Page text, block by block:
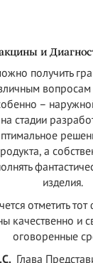
и
получить
–
стадии
а
изделия.
отметить тот
качественно и
оговоренные
Глава